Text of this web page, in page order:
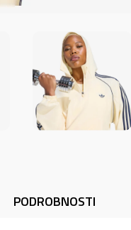
PODROBNOSTI